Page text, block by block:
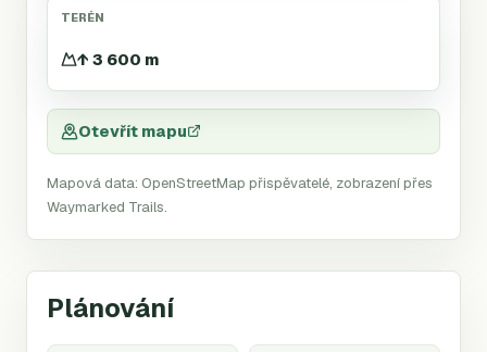
TERÉN
↑ 3 600 m
Otevřít mapu
Mapová data: OpenStreetMap přispěvatelé, zobrazení přes
Waymarked Trails.
Plánování